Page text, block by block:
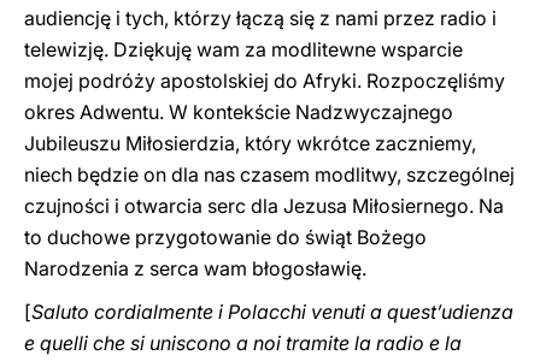
audiencję i tych, którzy łączą się z nami przez radio i
telewizję. Dziękuję wam za modlitewne wsparcie
mojej podróży apostolskiej do Afryki. Rozpoczęliśmy
okres Adwentu. W kontekście Nadzwyczajnego
Jubileuszu Miłosierdzia, który wkrótce zaczniemy,
niech będzie on dla nas czasem modlitwy, szczególnej
czujności i otwarcia serc dla Jezusa Miłosiernego. Na
to duchowe przygotowanie do świąt Bożego
Narodzenia z serca wam błogosławię.
[Saluto cordialmente i Polacchi venuti a quest’udienza
e quelli che si uniscono a noi tramite la radio e la